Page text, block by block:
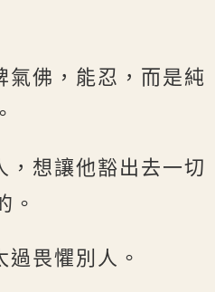
氣佛，能忍，而是純
，想讓他豁出去一切
。
畏懼別人。